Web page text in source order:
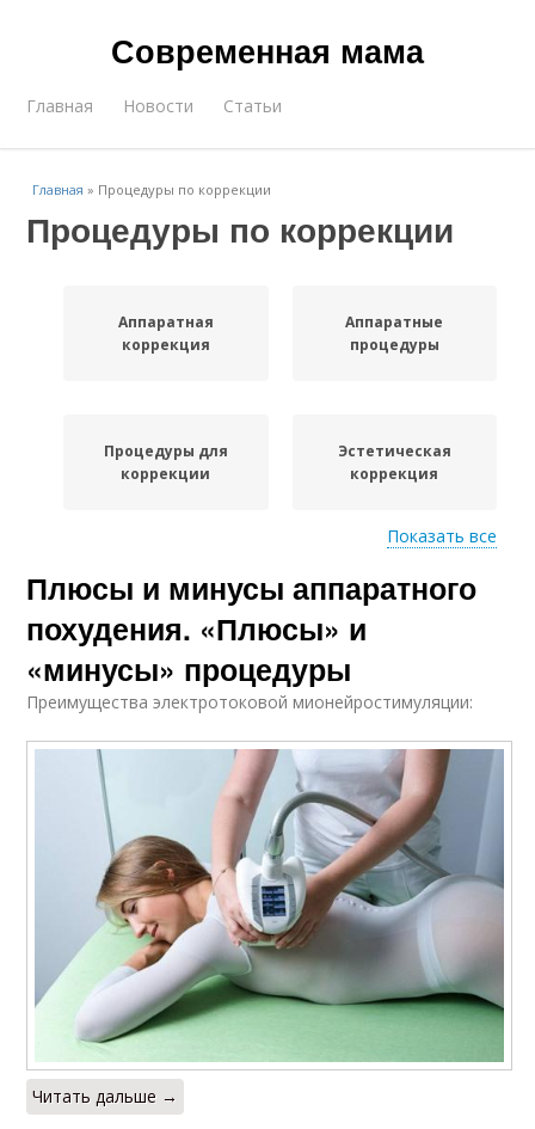
Современная мама
Главная Новости Статьи
Главная » Процедуры по коррекции
Процедуры по коррекции
Аппаратная
коррекция
Аппаратные
процедуры
Процедуры для
коррекции
Эстетическая
коррекция
Результат от
процедур
Показать все
Плюсы и минусы аппаратного
похудения. «Плюсы» и
«минусы» процедуры
Преимущества электротоковой мионейростимуляции:
Читать дальше →